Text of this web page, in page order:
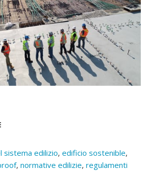
sistema edilizio, edificio sostenible,
, normative edilizie, regulamenti